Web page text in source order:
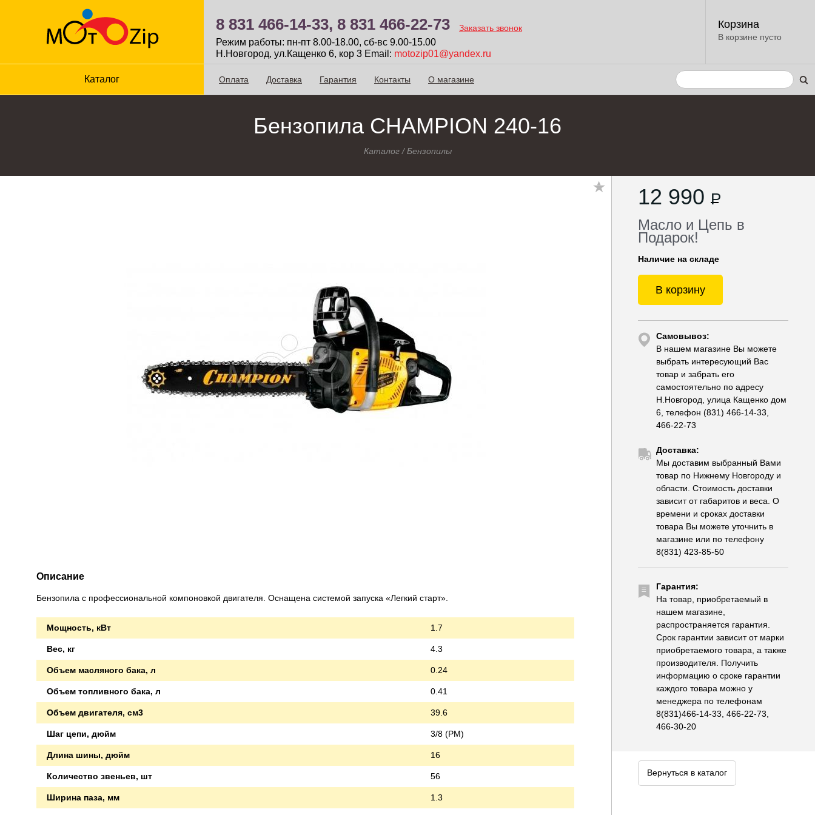
8 831 466-14-33, 8 831 466-22-73 Заказать звонок
Режим работы: пн-пт 8.00-18.00, сб-вc 9.00-15.00
Н.Новгород, ул.Кащенко 6, кор 3 Email: motozip01@yandex.ru
Корзина
В корзине пусто
Каталог Оплата Доставка Гарантия Контакты О магазине
Бензопила CHAMPION 240-16
Каталог/Бензопилы
12 990 P
Масло и Цепь в
Подарок!
Наличие на складе
В корзину
Самовывоз:
В нашем магазине Вы можете
выбрать интересующий Вас
товар и забрать его
самостоятельно по адресу
Н.Новгород, улица Кащенко дом
6, телефон (831) 466-14-33,
466-22-73
Доставка:
Мы доставим выбранный Вами
товар по Нижнему Новгороду и
области. Стоимость доставки
зависит от габаритов и веса. О
времени и сроках доставки
товара Вы можете уточнить в
магазине или по телефону
8(831) 423-85-50
Гарантия:
На товар, приобретаемый в
нашем магазине,
распространяется гарантия.
Срок гарантии зависит от марки
приобретаемого товара, а также
производителя. Получить
информацию о сроке гарантии
каждого товара можно у
менеджера по телефонам
8(831)466-14-33, 466-22-73,
466-30-20
Вернуться в каталог
Описание
Бензопила с профессиональной компоновкой двигателя. Оснащена системой запуска «Легкий старт».
Мощность, кВт 1.7
Вес, кг 4.3
Объем масляного бака, л 0.24
Объем топливного бака, л 0.41
Объем двигателя, см3 39.6
Шаг цепи, дюйм 3/8 (PM)
Длина шины, дюйм 16
Количество звеньев, шт 56
Ширина паза, мм 1.3